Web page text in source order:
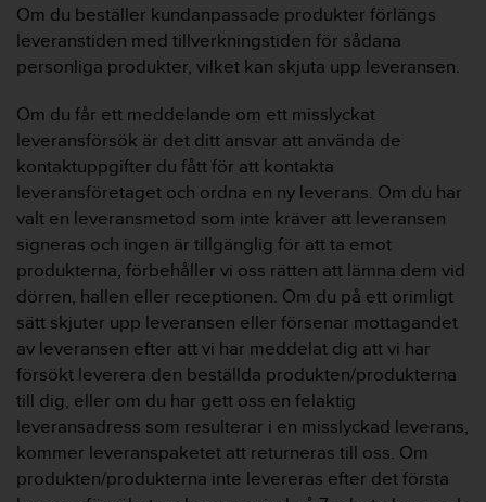
Om du beställer kundanpassade produkter förlängs
leveranstiden med tillverkningstiden för sådana
personliga produkter, vilket kan skjuta upp leveransen.
Om du får ett meddelande om ett misslyckat
leveransförsök är det ditt ansvar att använda de
kontaktuppgifter du fått för att kontakta
leveransföretaget och ordna en ny leverans. Om du har
valt en leveransmetod som inte kräver att leveransen
signeras och ingen är tillgänglig för att ta emot
produkterna, förbehåller vi oss rätten att lämna dem vid
dörren, hallen eller receptionen. Om du på ett orimligt
sätt skjuter upp leveransen eller försenar mottagandet
av leveransen efter att vi har meddelat dig att vi har
försökt leverera den beställda produkten/produkterna
till dig, eller om du har gett oss en felaktig
leveransadress som resulterar i en misslyckad leverans,
kommer leveranspaketet att returneras till oss. Om
produkten/produkterna inte levereras efter det första